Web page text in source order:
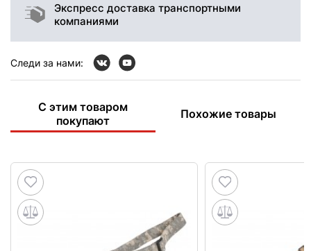
Экспресс доставка транспортными
компаниями
Следи за нами:
С этим товаром
покупают
Похожие товары